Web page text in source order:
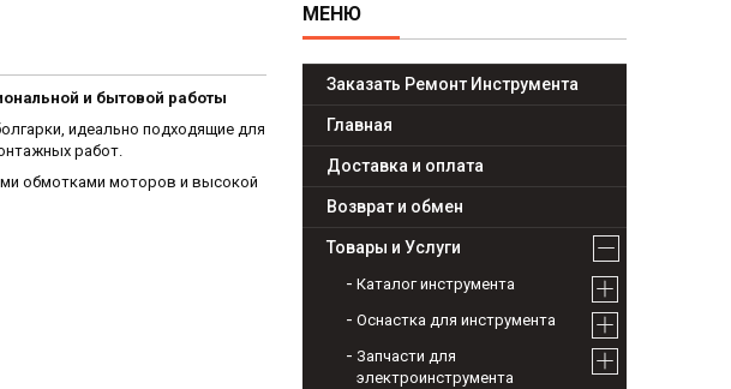
и бытовой работы
идеально подходящие для
работ.
обмотками моторов и высокой
Заказать Ремонт Инструмента
Главная
Доставка и оплата
Возврат и обмен
Товары и Услуги
Каталог инструмента
Оснастка для инструмента
Запчасти для
электроинструмента